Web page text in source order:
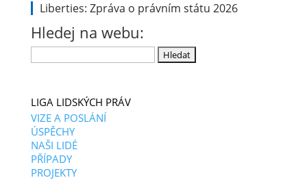
Liberties: Zpráva o právním státu 2026
Hledej na webu:
Vyhledávání
LIGA LIDSKÝCH PRÁV
VIZE A POSLÁNÍ
ÚSPĚCHY
NAŠI LIDÉ
PŘÍPADY
PROJEKTY